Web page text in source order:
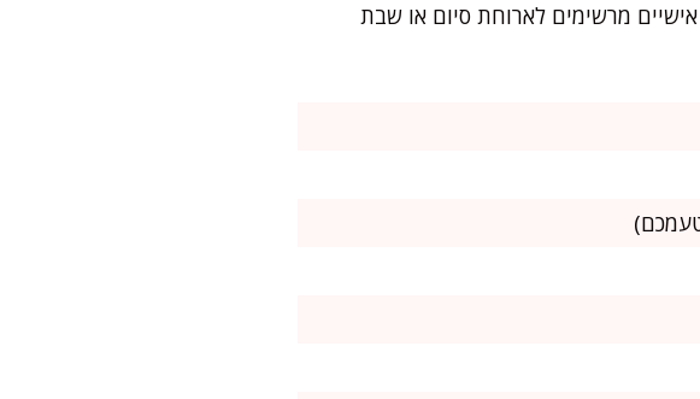
יוצר קינוחים אישיים מרשימים לארוחת סיום או שבת